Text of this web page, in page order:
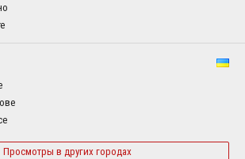
Просмотры в других городах